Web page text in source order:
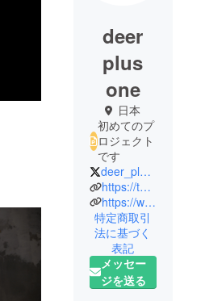
deer
plus
one
日本
初めてのプ
ロジェクト
です
deer_plus_one
https://tapetum.co.jp/project/deer-plus-one/
https://www.instagram.com/deerplusone/
特定商取引
法に基づく
表記
メッセー
ジを送る